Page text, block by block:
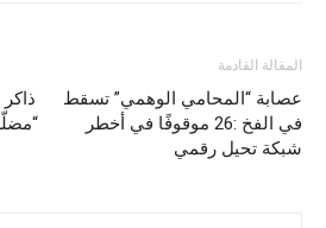
المقالة القادمة
عصابة “المحامي الوهمي” تسقط
في الفخ :26 موقوفًا في أخطر
شبكة تحيل رقمي